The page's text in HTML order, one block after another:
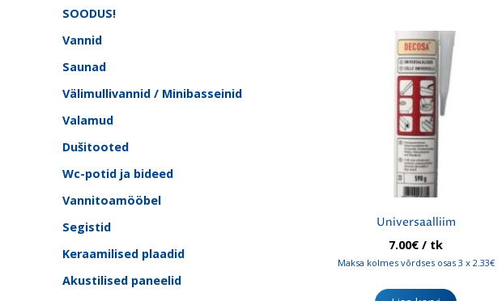
SOODUS!
Vannid
Saunad
Välimullivannid / Minibasseinid
Valamud
Dušitooted
Wc-potid ja bideed
Vannitoamööbel
Segistid
Keraamilised plaadid
Akustilised paneelid
Universaalliim
7.00€ / tk
Maksa kolmes võrdses osas 3 x 2.33€